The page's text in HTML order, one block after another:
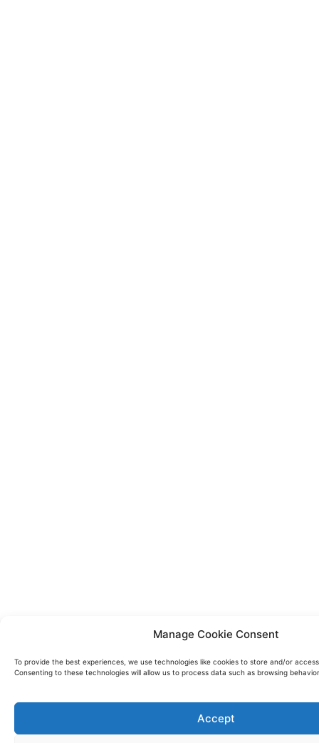
Manage Cookie Consent
To provide the best experiences, we use technologies like cookies to store and/or
Consenting to these technologies will allow us to process data such as browsing
Accept